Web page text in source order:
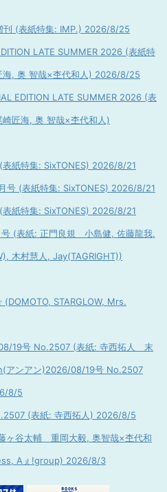
(表紙特集: IMP.) 2026/8/25
LATE SUMMER 2026 (表紙特
海, 奥 智哉×杢代和人) 2026/8/25
EDITION LATE SUMMER 2026 (表
匠海, 奥 智哉×杢代和人)
紙特集: SixTONES) 2026/8/21
号 (表紙特集: SixTONES) 2026/8/21
紙特集: SixTONES) 2026/8/21
(表紙: 正門良規 小島健, 佐藤龍我,
木村慧人, Jay(TAGRIGHT))
STARGLOW, Mrs.
19号 No.2507 (表紙: 寺西拓人 末
アンアン)2026/08/19号 No.2507
8/5
(表紙: 寺西拓人) 2026/8/5
ヶ谷太輔 重岡大毅, 奥智哉×杢代和
Aぇ!group) 2026/8/3